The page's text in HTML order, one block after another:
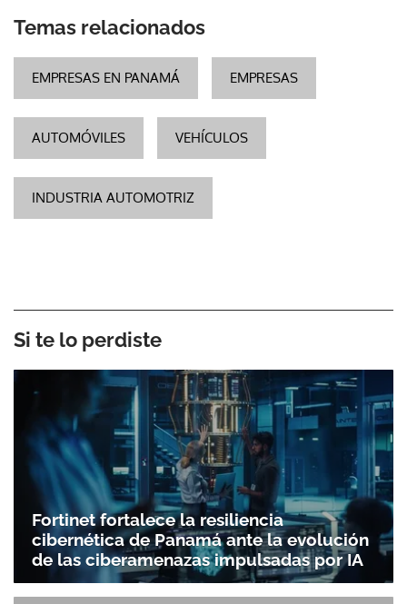
Temas relacionados
EMPRESAS EN PANAMÁ EMPRESAS
AUTOMÓVILES VEHÍCULOS
INDUSTRIA AUTOMOTRIZ
Si te lo perdiste
Fortinet fortalece la resiliencia
cibernética de Panamá ante la evolución
de las ciberamenazas impulsadas por IA